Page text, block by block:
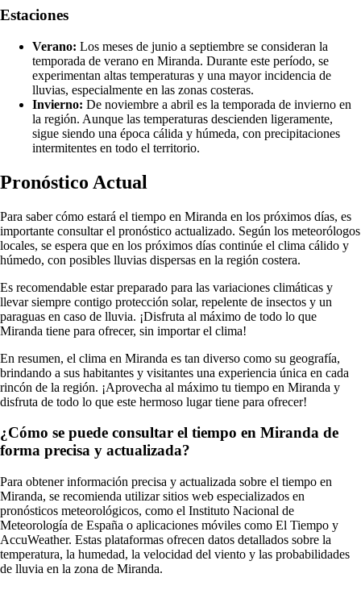
Estaciones
Verano: Los meses de junio a septiembre se consideran la
temporada de verano en Miranda. Durante este período, se
experimentan altas temperaturas y una mayor incidencia de
lluvias, especialmente en las zonas costeras.
Invierno: De noviembre a abril es la temporada de invierno en
la región. Aunque las temperaturas descienden ligeramente,
sigue siendo una época cálida y húmeda, con precipitaciones
intermitentes en todo el territorio.
Pronóstico Actual
Para saber cómo estará el tiempo en Miranda en los próximos días, es
importante consultar el pronóstico actualizado. Según los meteorólogos
locales, se espera que en los próximos días continúe el clima cálido y
húmedo, con posibles lluvias dispersas en la región costera.
Es recomendable estar preparado para las variaciones climáticas y
llevar siempre contigo protección solar, repelente de insectos y un
paraguas en caso de lluvia. ¡Disfruta al máximo de todo lo que
Miranda tiene para ofrecer, sin importar el clima!
En resumen, el clima en Miranda es tan diverso como su geografía,
brindando a sus habitantes y visitantes una experiencia única en cada
rincón de la región. ¡Aprovecha al máximo tu tiempo en Miranda y
disfruta de todo lo que este hermoso lugar tiene para ofrecer!
¿Cómo se puede consultar el tiempo en Miranda de
forma precisa y actualizada?
Para obtener información precisa y actualizada sobre el tiempo en
Miranda, se recomienda utilizar sitios web especializados en
pronósticos meteorológicos, como el Instituto Nacional de
Meteorología de España o aplicaciones móviles como El Tiempo y
AccuWeather. Estas plataformas ofrecen datos detallados sobre la
temperatura, la humedad, la velocidad del viento y las probabilidades
de lluvia en la zona de Miranda.